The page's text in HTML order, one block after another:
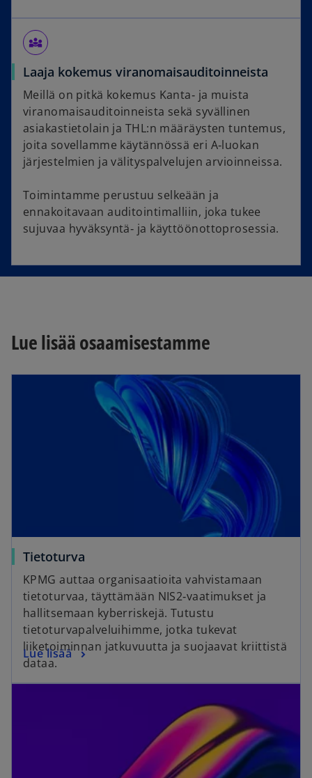
diversity_3
Laaja kokemus viranomaisauditoinneista
Meillä on pitkä kokemus Kanta‑ ja muista
viranomaisauditoinneista sekä syvällinen
asiakastietolain ja THL:n määräysten tuntemus,
joita sovellamme käytännössä eri A‑luokan
järjestelmien ja välityspalvelujen arvioinneissa.
Toimintamme perustuu selkeään ja
ennakoitavaan auditointimalliin, joka tukee
sujuvaa hyväksyntä‑ ja käyttöönottoprosessia.
Lue lisää osaamisestamme
Tietoturva
KPMG auttaa organisaatioita vahvistamaan
tietoturvaa, täyttämään NIS2‑vaatimukset ja
hallitsemaan kyberriskejä. Tutustu
tietoturvapalveluihimme, jotka tukevat
liiketoiminnan jatkuvuutta ja suojaavat kriittistä
dataa.
Lue lisää